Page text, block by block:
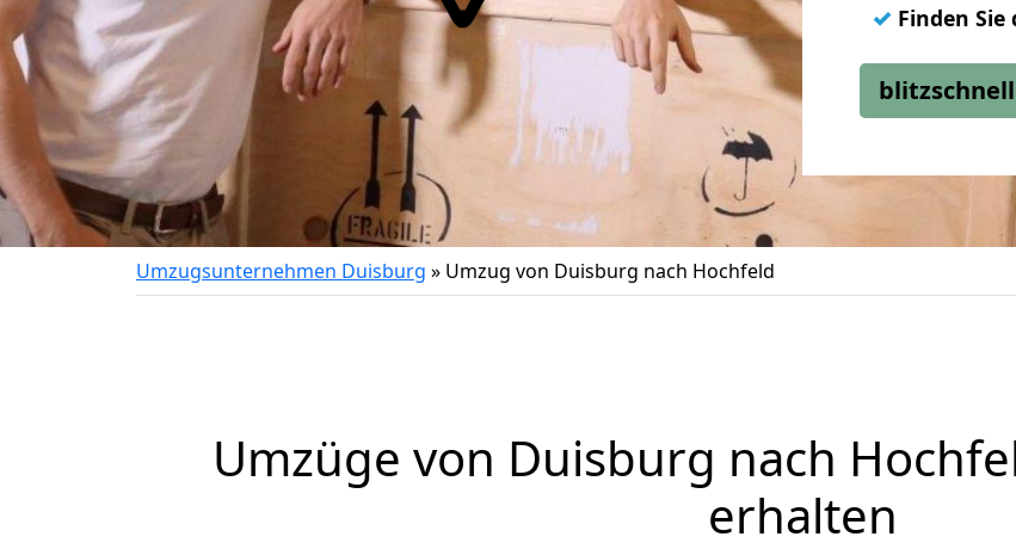
✓ Finden
Umzugsunternehmen Duisburg » Umzug von Duisburg nach Hochfeld
Umzüge von Duisburg nach
erhalten